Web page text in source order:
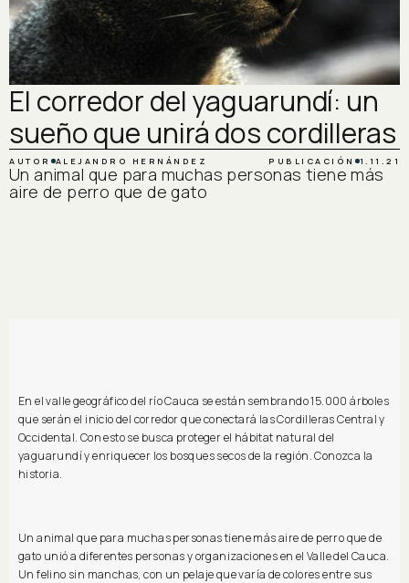
El corredor del yaguarundí: un
sueño que unirá dos cordilleras
AUTOR ALEJANDRO HERNÁNDEZ PUBLICACIÓN 1.11.21
Un animal que para muchas personas tiene más
aire de perro que de gato
En el valle geográfico del río Cauca se están sembrando 15.000 árboles
que serán el inicio del corredor que conectará las Cordilleras Central y
Occidental. Con esto se busca proteger el hábitat natural del
yaguarundí y enriquecer los bosques secos de la región. Conozca la
historia.
Un animal que para muchas personas tiene más aire de perro que de
gato unió a diferentes personas y organizaciones en el Valle del Cauca.
Un felino sin manchas, con un pelaje que varía de colores entre sus